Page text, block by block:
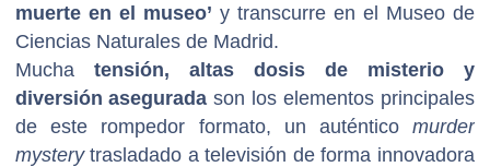
muerte en el museo’ y transcurre en el Museo de
Ciencias Naturales de Madrid.
Mucha tensión, altas dosis de misterio y
diversión asegurada son los elementos principales
de este rompedor formato, un auténtico murder
mystery trasladado a televisión de forma innovadora